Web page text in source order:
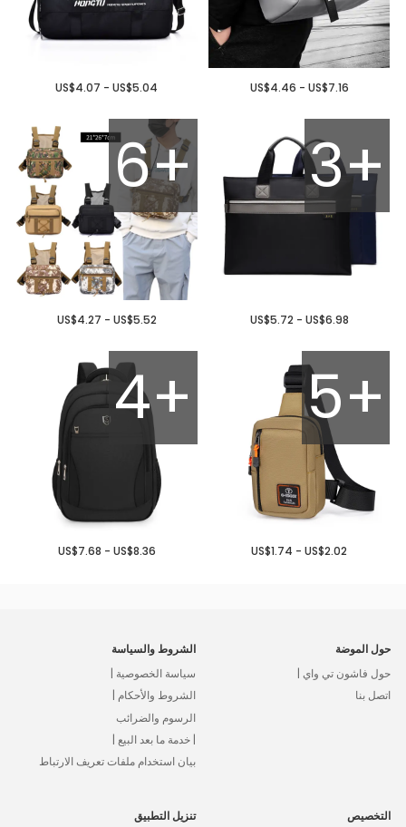
US$4.46 - US$7.16
US$4.07 - US$5.04
3+
US$5.72 - US$6.98
6+
US$4.27 - US$5.52
5+
US$1.74 - US$2.02
4+
US$7.68 - US$8.36
حول الموضة
حول فاشون تي واي |
اتصل بنا
الشروط والسياسة
سياسة الخصوصية |
الشروط والأحكام |
الرسوم والضرائب
| خدمة ما بعد البيع |
بيان استخدام ملفات تعريف الارتباط
التخصيص تنزيل التطبيق